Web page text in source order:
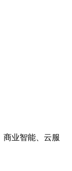
商业智能、云服